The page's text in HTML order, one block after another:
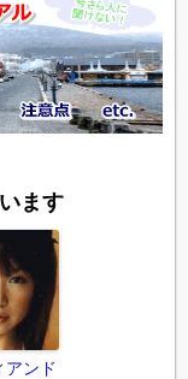
ます
アンド